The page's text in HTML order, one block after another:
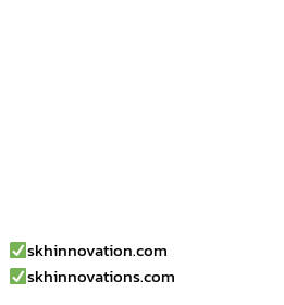
skhinnovation.com
skhinnovations.com